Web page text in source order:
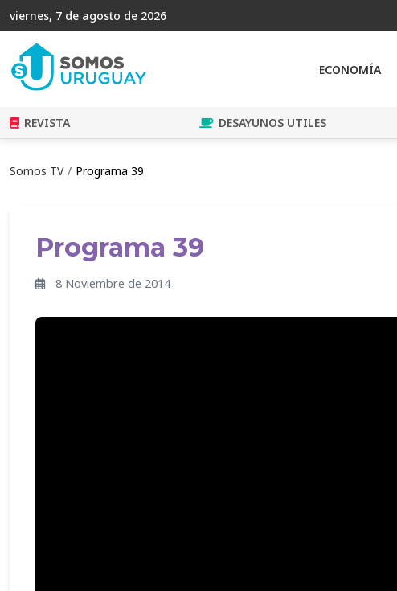
viernes, 7 de agosto de 2026
ECONOMÍA
REVISTA DESAYUNOS UTILES
Somos TV Programa 39
Programa 39
8 Noviembre de 2014